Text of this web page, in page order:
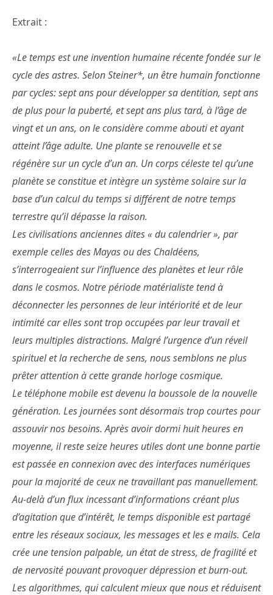
Extrait :
«Le temps est une invention humaine récente fondée sur le
cycle des astres. Selon Steiner*, un être humain fonctionne
par cycles: sept ans pour développer sa dentition, sept ans
de plus pour la puberté, et sept ans plus tard, à l’âge de
vingt et un ans, on le considère comme abouti et ayant
atteint l’âge adulte. Une plante se renouvelle et se
régénère sur un cycle d’un an. Un corps céleste tel qu’une
planète se constitue et intègre un système solaire sur la
base d’un calcul du temps si différent de notre temps
terrestre qu’il dépasse la raison.
Les civilisations anciennes dites « du calendrier », par
exemple celles des Mayas ou des Chaldéens,
s’interrogeaient sur l’influence des planètes et leur rôle
dans le cosmos. Notre période matérialiste tend à
déconnecter les personnes de leur intériorité et de leur
intimité car elles sont trop occupées par leur travail et
leurs multiples distractions. Malgré l’urgence d’un réveil
spirituel et la recherche de sens, nous semblons ne plus
prêter attention à cette grande horloge cosmique.
Le téléphone mobile est devenu la boussole de la nouvelle
génération. Les journées sont désormais trop courtes pour
assouvir nos besoins. Après avoir dormi huit heures en
moyenne, il reste seize heures utiles dont une bonne partie
est passée en connexion avec des interfaces numériques
pour la majorité de ceux ne travaillant pas manuellement.
Au-delà d’un flux incessant d’informations créant plus
d’agitation que d’intérêt, le temps disponible est partagé
entre les réseaux sociaux, les messages et les e mails. Cela
crée une tension palpable, un état de stress, de fragilité et
de nervosité pouvant provoquer dépression et burn-out.
Les algorithmes, qui calculent mieux que nous et réduisent